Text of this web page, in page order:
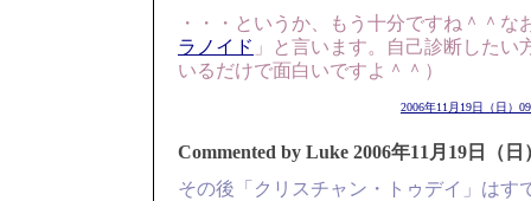
・・・というか、もう十分ですね＾＾な
ラノイド 」と言います。自己診断したい
いるだけで面白いですよ＾＾）
2006年11月19日（日）
Commented by Luke 2006年11月19日（日
その後「クリスチャン・トゥデイ」はす